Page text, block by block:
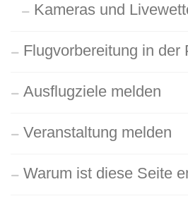
Kameras und
Flugvorbereitung in der
Ausflugziele melden
Veranstaltung melden
Warum ist diese Seite